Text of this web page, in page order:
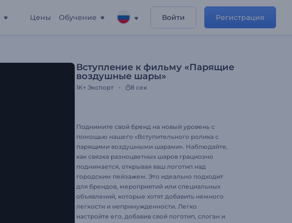
Цены Обучение Войти Регистрация
Вступление к фильму «Парящие
воздушные шары»
1K+ Экспорт 8 сек
Поднимите свой бренд на новый уровень с
помощью нашего «Вступительного ролика с
парящими воздушными шарами». Наблюдайте,
как связка разноцветных шаров грациозно
поднимается, открывая ваш логотип над
городским пейзажем. Это идеально подходит
для брендов, мероприятий или специальных
объявлений, которые хотят добавить немного
легкости и непринужденности. Легко
настройте его, добавив свой логотип, слоган и